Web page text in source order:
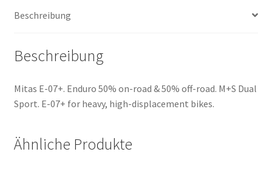
Beschreibung
Beschreibung
Mitas E-07+. Enduro 50% on-road & 50% off-road. M+S Dual
Sport. E-07+ for heavy, high-displacement bikes.
Ähnliche Produkte